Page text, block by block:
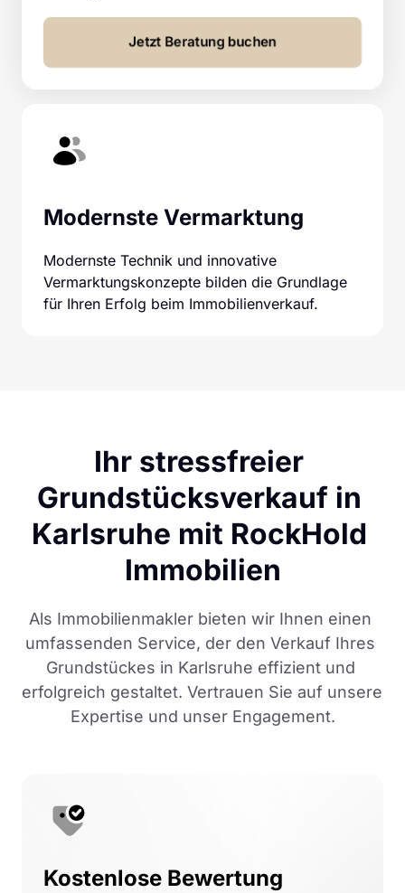
Jetzt Beratung buchen
Modernste Vermarktung
Modernste Technik und innovative
Vermarktungskonzepte bilden die Grundlage
für Ihren Erfolg beim Immobilienverkauf.
Ihr stressfreier
Grundstücksverkauf in
Karlsruhe mit RockHold
Immobilien
Als Immobilienmakler bieten wir Ihnen einen
umfassenden Service, der den Verkauf Ihres
Grundstückes in Karlsruhe effizient und
erfolgreich gestaltet. Vertrauen Sie auf unsere
Expertise und unser Engagement.
Kostenlose Bewertung